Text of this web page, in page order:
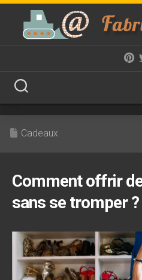
Skip
content
Cadeaux
Comment offrir
sans se tromper ?